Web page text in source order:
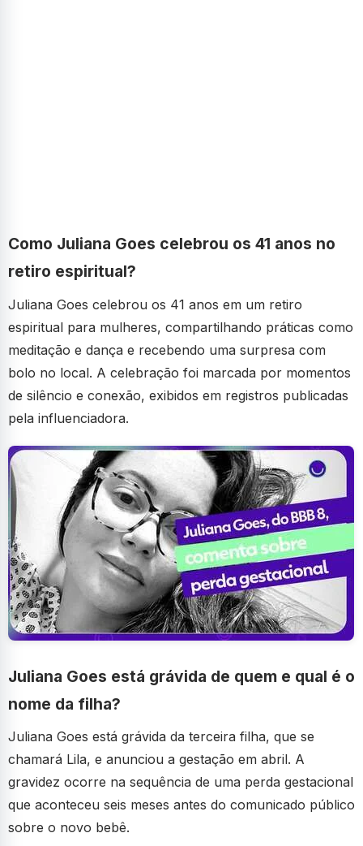
Como Juliana Goes celebrou os 41 anos no
retiro espiritual?
Juliana Goes celebrou os 41 anos em um retiro
espiritual para mulheres, compartilhando práticas como
meditação e dança e recebendo uma surpresa com
bolo no local. A celebração foi marcada por momentos
de silêncio e conexão, exibidos em registros publicadas
pela influenciadora.
Juliana Goes está grávida de quem e qual é o
nome da filha?
Juliana Goes está grávida da terceira filha, que se
chamará Lila, e anunciou a gestação em abril. A
gravidez ocorre na sequência de uma perda gestacional
que aconteceu seis meses antes do comunicado público
sobre o novo bebê.